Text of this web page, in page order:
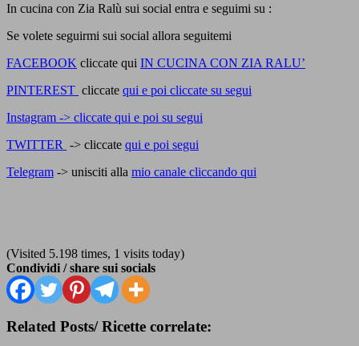
In cucina con Zia Ralù sui social entra e seguimi su :
Se volete seguirmi sui social allora seguitemi
FACEBOOK cliccate qui IN CUCINA CON ZIA RALU’
PINTEREST cliccate qui e poi cliccate su segui
Instagram -> cliccate qui e poi su segui
TWITTER -> cliccate qui e poi segui
Telegram -> unisciti alla mio canale cliccando qui
(Visited 5.198 times, 1 visits today)
Condividi / share sui socials
Related Posts/ Ricette correlate: